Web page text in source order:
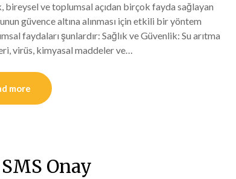
bireysel ve toplumsal açıdan birçok fayda sağlayan
güvence altına alınması için etkili bir yöntem
faydaları şunlardır: Sağlık ve Güvenlik: Su arıtma
virüs, kimyasal maddeler ve…
more
Onay